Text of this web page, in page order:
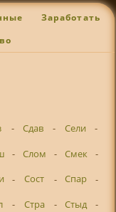
Заработать
- Сдав - Сели
-
- Слом - Смек
-
- Сост - Спар
-
- Стра - Стыд
-